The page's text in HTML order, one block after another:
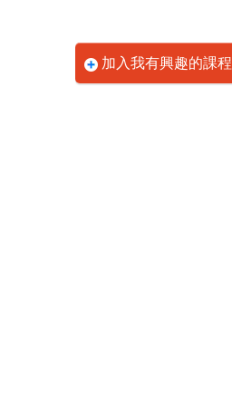
加入我有興趣的課程